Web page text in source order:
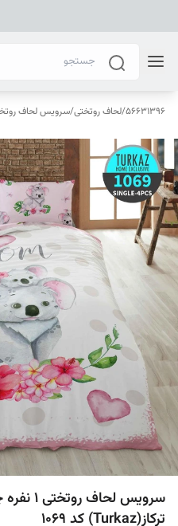
56631396
/لحاف روتختی/سرویس لحاف
سرویس
ترکاز(Turkaz) کد 1069